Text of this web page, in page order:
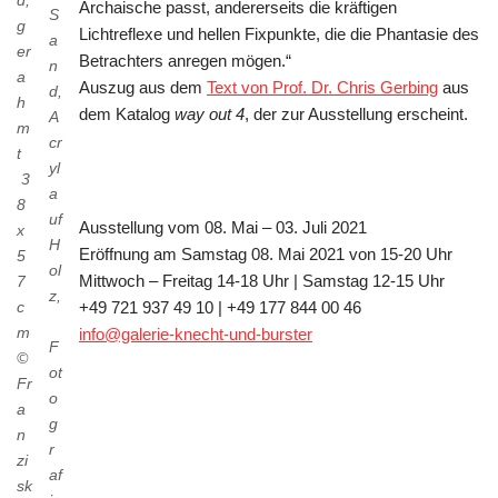
g
er
a
h
m
t
3
8
x
5
7
c
m
©
Fr
a
n
zi
sk
S
a
n
d,
A
cr
yl
a
uf
H
ol
z,
F
ot
o
g
r
af
Archaische passt, andererseits die kräftigen
Lichtreflexe und hellen Fixpunkte, die die Phantasie des
Betrachters anregen mögen.“
Auszug aus dem Text von Prof. Dr. Chris Gerbing aus
dem Katalog way out 4, der zur Ausstellung erscheint.
Ausstellung vom 08. Mai – 03. Juli 2021
Eröffnung am Samstag 08. Mai 2021 von 15-20 Uhr
Mittwoch – Freitag 14-18 Uhr | Samstag 12-15 Uhr
+49 721 937 49 10 | +49 177 844 00 46‬
info@galerie-knecht-und-burster